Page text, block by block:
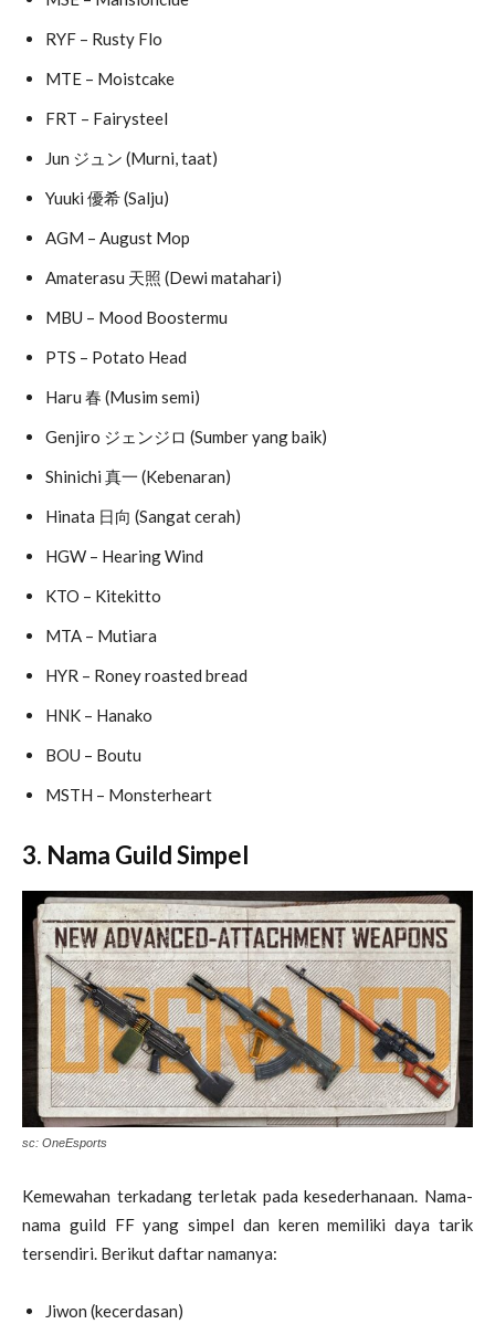
RYF – Rusty Flo
MTE – Moistcake
FRT – Fairysteel
Jun ジュン (Murni, taat)
Yuuki 優希 (Salju)
AGM – August Mop
Amaterasu 天照 (Dewi matahari)
MBU – Mood Boostermu
PTS – Potato Head
Haru 春 (Musim semi)
Genjiro ジェンジロ (Sumber yang baik)
Shinichi 真一 (Kebenaran)
Hinata 日向 (Sangat cerah)
HGW – Hearing Wind
KTO – Kitekitto
MTA – Mutiara
HYR – Roney roasted bread
HNK – Hanako
BOU – Boutu
MSTH – Monsterheart
3. Nama Guild Simpel
sc: OneEsports
Kemewahan terkadang terletak pada kesederhanaan. Nama-
nama guild FF yang simpel dan keren memiliki daya tarik
tersendiri. Berikut daftar namanya:
Jiwon (kecerdasan)